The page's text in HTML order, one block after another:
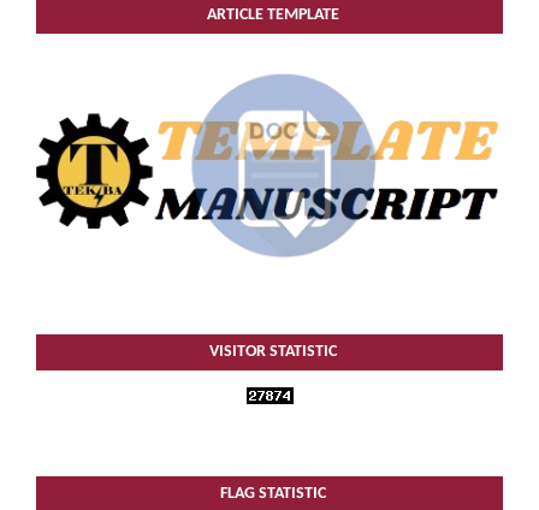
ARTICLE TEMPLATE
VISITOR STATISTIC
FLAG STATISTIC